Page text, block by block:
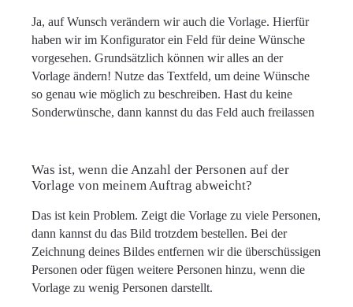
Ja, auf Wunsch verändern wir auch die Vorlage. Hierfür
haben wir im Konfigurator ein Feld für deine Wünsche
vorgesehen. Grundsätzlich können wir alles an der
Vorlage ändern! Nutze das Textfeld, um deine Wünsche
so genau wie möglich zu beschreiben. Hast du keine
Sonderwünsche, dann kannst du das Feld auch freilassen
Was ist, wenn die Anzahl der Personen auf der
Vorlage von meinem Auftrag abweicht?
Das ist kein Problem. Zeigt die Vorlage zu viele Personen,
dann kannst du das Bild trotzdem bestellen. Bei der
Zeichnung deines Bildes entfernen wir die überschüssigen
Personen oder fügen weitere Personen hinzu, wenn die
Vorlage zu wenig Personen darstellt.